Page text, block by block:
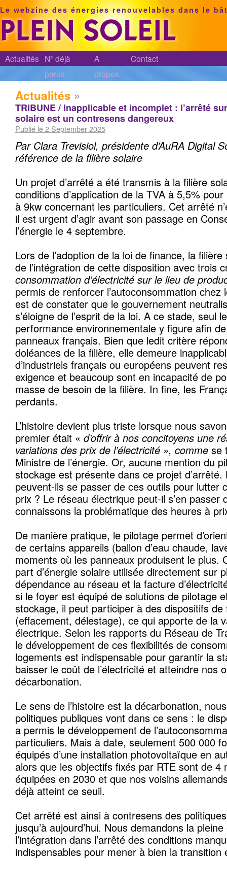
Le webzine des énergies renouvelables dans le
Actualités N° déjà
parus
A
propos
Contact
Actualités »
TRIBUNE / Inapplicable et incomplet : l’arrêté
solaire est un contresens dangereux
Publié le 2 September 2025
Par Clara Trevisiol, présidente d’AuRA Digital
référence de la filière solaire
Un projet d’arrêté a été transmis à la filière
conditions d’application de la TVA à 5,5%
à 9kw concernant les particuliers. Cet arrêté
il est urgent d’agir avant son passage en
l’énergie le 4 septembre.
Lors de l’adoption de la loi de finance, la filière
de l’intégration de cette disposition avec trois
consommation d’électricité sur le lieu de
permis de renforcer l’autoconsommation
est de constater que le gouvernement
s’éloigne de l’esprit de la loi. A ce stade, seul
performance environnementale y figure afin
panneaux français. Bien que ledit critère
doléances de la filière, elle demeure
d’industriels français ou européens peuvent
exigence et beaucoup sont en incapacité de
masse de besoin de la filière. In fine, les
perdants.
L’histoire devient plus triste lorsque nous
premier était « d’offrir à nos concitoyens une
variations des prix de l’électricité », comme se
Ministre de l’énergie. Or, aucune mention du
stockage est présente dans ce projet d’arrêté.
peuvent-ils se passer de ces outils pour lutter
prix ? Le réseau électrique peut-il s’en passer
connaissons la problématique des heures à
De manière pratique, le pilotage permet
de certains appareils (ballon d’eau chaude,
moments où les panneaux produisent le plus.
part d’énergie solaire utilisée directement sur
dépendance au réseau et la facture
si le foyer est équipé de solutions de pilotage
stockage, il peut participer à des dispositifs de
(effacement, délestage), ce qui apporte de la
électrique. Selon les rapports du Réseau de
le développement de ces flexibilités de
logements est indispensable pour garantir la
baisser le coût de l’électricité et atteindre nos
décarbonation.
Le sens de l’histoire est la décarbonation,
politiques publiques vont dans ce sens : le
a permis le développement de
particuliers. Mais à date, seulement 500 000
équipés d’une installation photovoltaïque en
alors que les objectifs fixés par RTE sont de 4
équipées en 2030 et que nos voisins
déjà atteint ce seuil.
Cet arrêté est ainsi à contresens des
jusqu’à aujourd’hui. Nous demandons la
l’intégration dans l’arrêté des conditions
indispensables pour mener à bien la transition